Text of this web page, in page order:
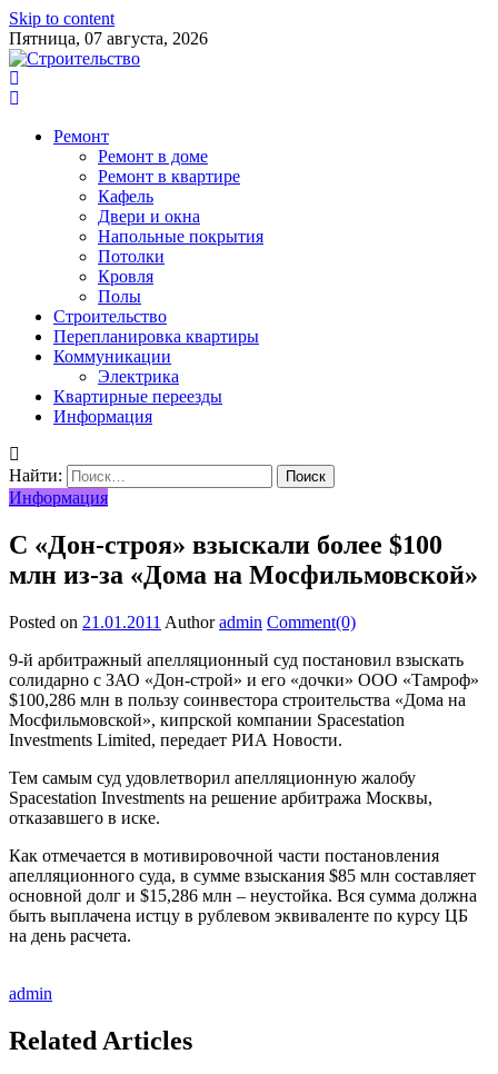
Skip to content
Пятница, 07 августа, 2026
Ремонт
Ремонт в доме
Ремонт в квартире
Кафель
Двери и окна
Напольные покрытия
Потолки
Кровля
Полы
Строительство
Перепланировка квартиры
Коммуникации
Электрика
Квартирные переезды
Информация
Найти:
Информация
С «Дон-строя» взыскали более $100
млн из-за «Дома на Мосфильмовской»
Posted on 21.01.2011 Author admin Comment(0)
9-й арбитражный апелляционный суд постановил взыскать
солидарно с ЗАО «Дон-строй» и его «дочки» ООО «Тамроф»
$100,286 млн в пользу соинвестора строительства «Дома на
Мосфильмовской», кипрской компании Spacestation
Investments Limited, передает РИА Новости.
Тем самым суд удовлетворил апелляционную жалобу
Spacestation Investments на решение арбитража Москвы,
отказавшего в иске.
Как отмечается в мотивировочной части постановления
апелляционного суда, в сумме взыскания $85 млн составляет
основной долг и $15,286 млн – неустойка. Вся сумма должна
быть выплачена истцу в рублевом эквиваленте по курсу ЦБ
на день расчета.
admin
Related Articles